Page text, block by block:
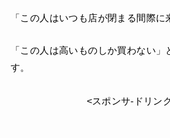
「この人はいつも店が閉まる間際に
「この人は高いものしか買わない
す。
<スポンサ-ドリン